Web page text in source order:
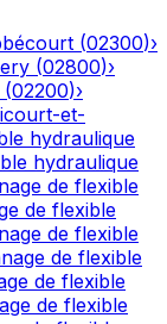
(02300)›
(02800)›
(02200)›
et-
hydraulique
hydraulique
de flexible
de flexible
de flexible
de flexible
de flexible
de flexible